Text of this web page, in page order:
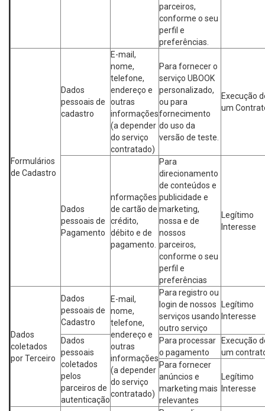
parceiros,
conforme o seu
perfil e
preferências.
Formulários
de Cadastro
Dados
pessoais de
cadastro
E-mail,
nome,
telefone,
endereço e
outras
informações
(a depender
do serviço
contratado)
Para fornecer o
serviço UBOOK
personalizado,
ou para
fornecimento
do uso da
versão de teste.
Execução
um
Dados
pessoais de
Pagamento
nformações
de cartão de
crédito,
débito e de
pagamento.
Para
direcionamento
de conteúdos e
publicidade e
marketing,
nossa e de
nossos
parceiros,
conforme o seu
perfil e
preferências
Legítimo
Interesse
Dados
coletados
por Terceiro
Dados
pessoais de
Cadastro
E-mail,
nome,
telefone,
endereço e
outras
informações
(a depender
do serviço
contratado)
Para registro ou
login de nossos
serviços usando
outro serviço
Legítimo
Interesse
Dados
pessoais
coletados
pelos
parceiros de
autenticação
Para processar
o pagamento
Execução
um
Para fornecer
anúncios e
marketing mais
relevantes
Legítimo
Interesse